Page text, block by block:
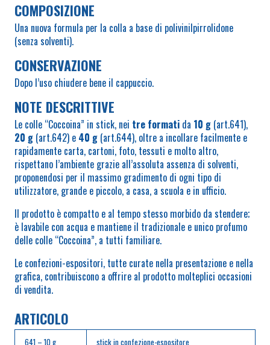
COMPOSIZIONE
Una nuova formula per la colla a base di polivinilpirrolidone
(senza solventi).
CONSERVAZIONE
Dopo l’uso chiudere bene il cappuccio.
NOTE DESCRITTIVE
Le colle “Coccoina” in stick, nei tre formati da 10 g (art.641),
20 g (art.642) e 40 g (art.644), oltre a incollare facilmente e
rapidamente carta, cartoni, foto, tessuti e molto altro,
rispettano l’ambiente grazie all’assoluta assenza di solventi,
proponendosi per il massimo gradimento di ogni tipo di
utilizzatore, grande e piccolo, a casa, a scuola e in ufficio.
Il prodotto è compatto e al tempo stesso morbido da stendere;
è lavabile con acqua e mantiene il tradizionale e unico profumo
delle colle “Coccoina”, a tutti familiare.
Le confezioni-espositori, tutte curate nella presentazione e nella
grafica, contribuiscono a offrire al prodotto molteplici occasioni
di vendita.
ARTICOLO
641 – 10 g stick in confezione-espositore